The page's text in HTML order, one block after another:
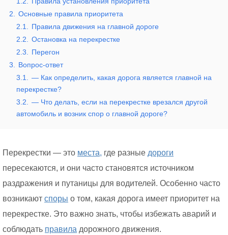
2.
Основные правила приоритета
2.1.
Правила движения на главной дороге
2.2.
Остановка на перекрестке
2.3.
Перегон
3.
Вопрос-ответ
3.1.
— Как определить, какая дорога является главной на
перекрестке?
3.2.
— Что делать, если на перекрестке врезался другой
автомобиль и возник спор о главной дороге?
Перекрестки — это места, где разные дороги
пересекаются, и они часто становятся источником
раздражения и путаницы для водителей. Особенно часто
возникают споры о том, какая дорога имеет приоритет на
перекрестке. Это важно знать, чтобы избежать аварий и
соблюдать правила дорожного движения.